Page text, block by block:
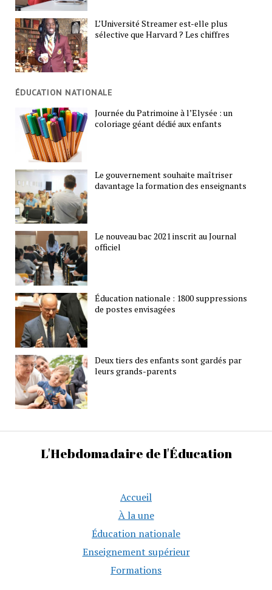
L’Université Streamer est-elle plus
sélective que Harvard ? Les chiffres
ÉDUCATION NATIONALE
Journée du Patrimoine à l’Elysée : un
coloriage géant dédié aux enfants
Le gouvernement souhaite maîtriser
davantage la formation des enseignants
Le nouveau bac 2021 inscrit au Journal
officiel
Éducation nationale : 1800 suppressions
de postes envisagées
Deux tiers des enfants sont gardés par
leurs grands-parents
L'Hebdomadaire de l'Éducation
Accueil
À la une
Éducation nationale
Enseignement supérieur
Formations